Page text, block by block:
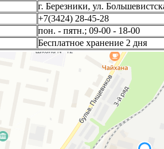
г. Березники, ул.
+7(3424) 28-45-28
пон. - пятн.; 09-00 - 18-00
Бесплатное хранение 2 дня